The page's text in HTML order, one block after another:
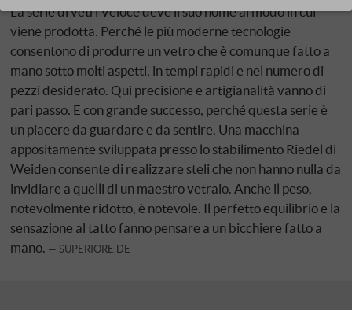
La serie di vetri Veloce deve il suo nome al modo in cui
viene prodotta. Perché le più moderne tecnologie
consentono di produrre un vetro che è comunque fatto a
mano sotto molti aspetti, in tempi rapidi e nel numero di
pezzi desiderato. Qui precisione e artigianalità vanno di
pari passo. E con grande successo, perché questa serie è
un piacere da guardare e da sentire. Una macchina
appositamente sviluppata presso lo stabilimento Riedel di
Weiden consente di realizzare steli che non hanno nulla da
invidiare a quelli di un maestro vetraio. Anche il peso,
notevolmente ridotto, è notevole. Il perfetto equilibrio e la
sensazione al tatto fanno pensare a un bicchiere fatto a
mano.
SUPERIORE.DE